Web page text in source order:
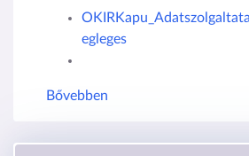
egleges
Bővebben